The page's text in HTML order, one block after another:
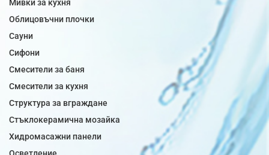
Мивки за кухня
Облицовъчни плочки
Сауни
Сифони
Смесители за баня
Смесители за кухня
Структура за вграждане
Стъклокерамична мозайка
Хидромасажни панели
Осветление